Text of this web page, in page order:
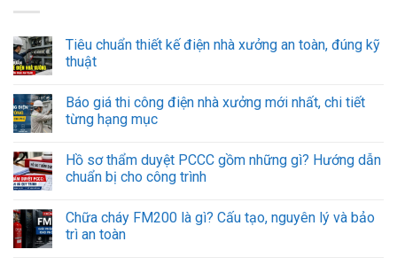
Tiêu chuẩn thiết kế điện nhà xưởng an toàn, đúng kỹ
thuật
Báo giá thi công điện nhà xưởng mới nhất, chi tiết
từng hạng mục
Hồ sơ thẩm duyệt PCCC gồm những gì? Hướng dẫn
chuẩn bị cho công trình
Chữa cháy FM200 là gì? Cấu tạo, nguyên lý và bảo
trì an toàn